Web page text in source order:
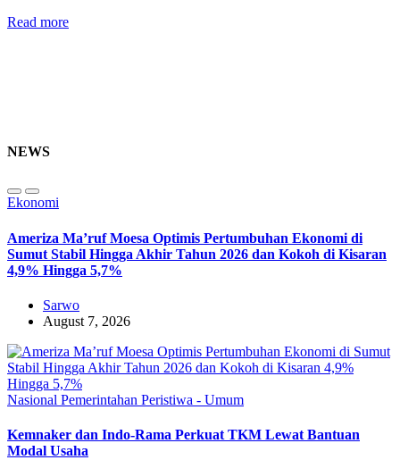
Read more
NEWS
Ekonomi
Ameriza Ma’ruf Moesa‎ Optimis Pertumbuhan Ekonomi di
Sumut Stabil Hingga Akhir Tahun 2026 dan Kokoh di Kisaran
4,9% Hingga 5,7%
Sarwo
August 7, 2026
Nasional Pemerintahan Peristiwa - Umum
Kemnaker dan Indo-Rama Perkuat TKM Lewat Bantuan
Modal Usaha